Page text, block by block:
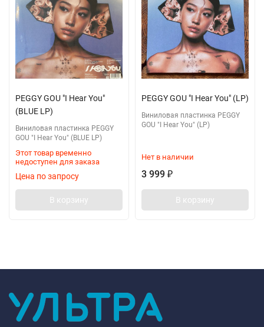
PEGGY GOU "I Hear You"
(BLUE LP)
Виниловая пластинка PEGGY
GOU "I Hear You" (BLUE LP)
Этот товар временно
недоступен для заказа
Цена по запросу
В корзину
PEGGY GOU "I Hear You" (LP)
Виниловая пластинка PEGGY
GOU "I Hear You" (LP)
Нет в наличии
3 999 ₽
В корзину